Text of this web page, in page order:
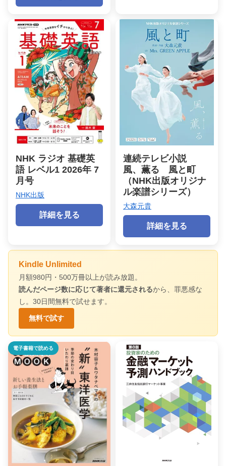
NHK ラジオ 基礎英
語 レベル1 2026年 7
月号
NHK出版
詳細を見る
連続テレビ小説
風、薫る 風と町
（NHK出版オリジナ
ル楽譜シリーズ）
大森元貴
詳細を見る
Kindle Unlimited
月額980円・500万冊以上が読み放題。
読んだページ数に応じて著者に還元されるから、罪悪感な
し。30日間無料で試せます。
無料で試す
電子書籍で読める